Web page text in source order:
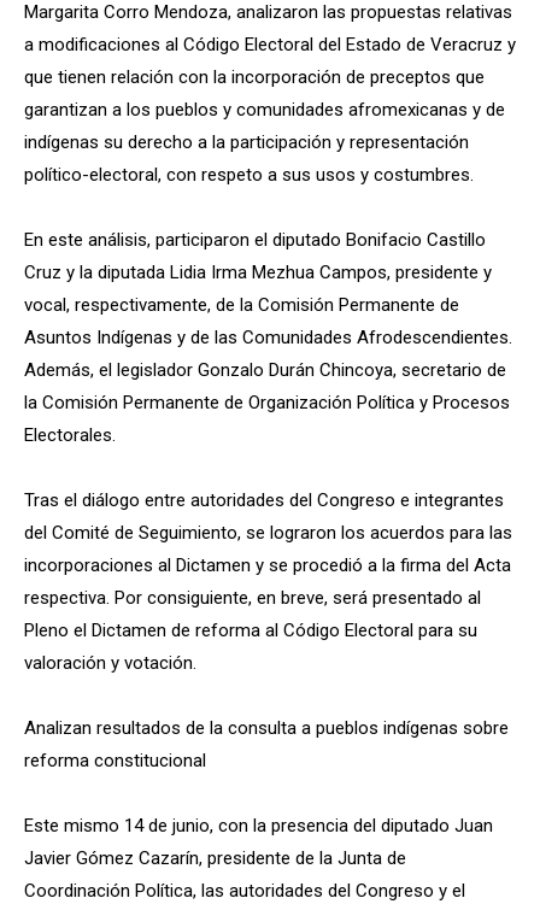
Margarita Corro Mendoza, analizaron las propuestas relativas
a modificaciones al Código Electoral del Estado de Veracruz y
que tienen relación con la incorporación de preceptos que
garantizan a los pueblos y comunidades afromexicanas y de
indígenas su derecho a la participación y representación
político-electoral, con respeto a sus usos y costumbres.
En este análisis, participaron el diputado Bonifacio Castillo
Cruz y la diputada Lidia Irma Mezhua Campos, presidente y
vocal, respectivamente, de la Comisión Permanente de
Asuntos Indígenas y de las Comunidades Afrodescendientes.
Además, el legislador Gonzalo Durán Chincoya, secretario de
la Comisión Permanente de Organización Política y Procesos
Electorales.
Tras el diálogo entre autoridades del Congreso e integrantes
del Comité de Seguimiento, se lograron los acuerdos para las
incorporaciones al Dictamen y se procedió a la firma del Acta
respectiva. Por consiguiente, en breve, será presentado al
Pleno el Dictamen de reforma al Código Electoral para su
valoración y votación.
Analizan resultados de la consulta a pueblos indígenas sobre
reforma constitucional
Este mismo 14 de junio, con la presencia del diputado Juan
Javier Gómez Cazarín, presidente de la Junta de
Coordinación Política, las autoridades del Congreso y el